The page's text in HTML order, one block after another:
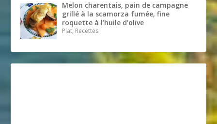
Melon charentais, pain de campagne
grillé à la scamorza fumée, fine
roquette à l’huile d’olive
Plat, Recettes